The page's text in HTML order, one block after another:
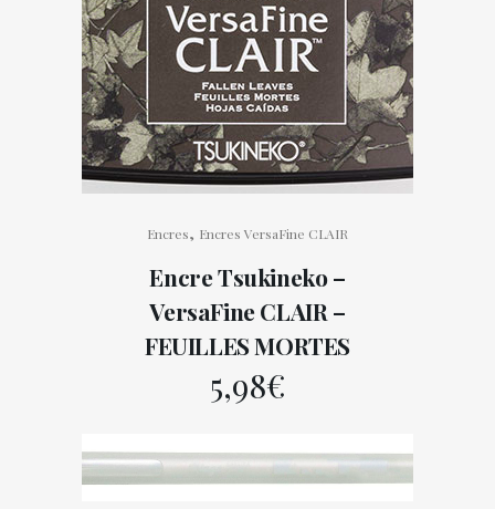
Encres, Encres VersaFine CLAIR
Encre Tsukineko –
VersaFine CLAIR –
FEUILLES MORTES
5,98€